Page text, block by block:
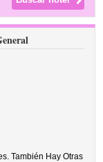
También Hay Otras